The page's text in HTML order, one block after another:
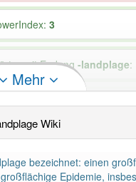
3
mit Endung -landplage:
unserer Spielapp-Nutzer
Mehr
Wiki
bezeichnet: einen
Epidemie,